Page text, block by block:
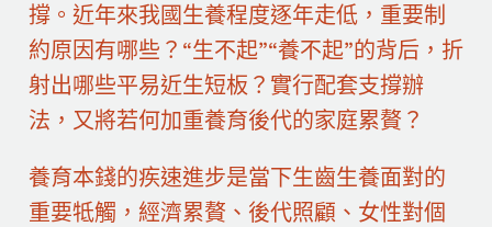
撐。近年來我國生養程度逐年走低，重要制
約原因有哪些？“生不起”“養不起”的背后，折
射出哪些平易近生短板？實行配套支撐辦
法，又將若何加重養育後代的家庭累贅？
養育本錢的疾速進步是當下生齒生養面對的
重要牴觸，經濟累贅、後代照顧、女性對個